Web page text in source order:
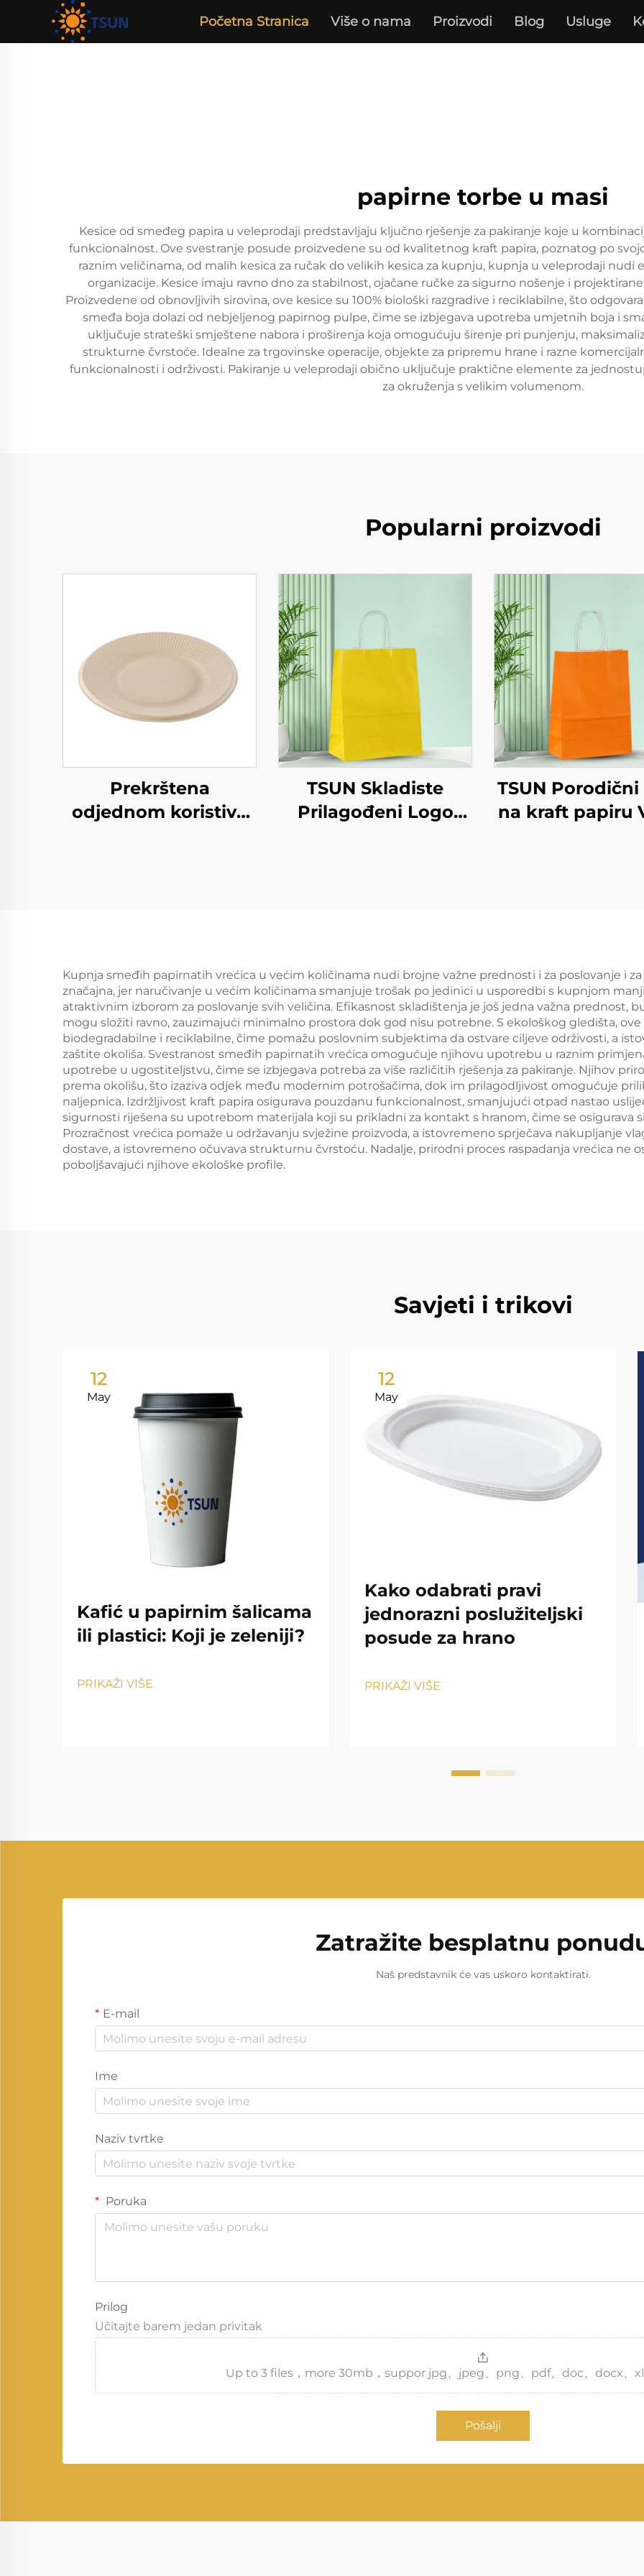
Početna Stranica Više o nama Proizvodi Blog Usluge
papirne torbe u masi
Kesice od smeđeg papira u veleprodaji predstavljaju ključno rješenje za pakiranje koje u
funkcionalnost. Ove svestranje posude proizvedene su od kvalitetnog kraft papira, poznatog po
raznim veličinama, od malih kesica za ručak do velikih kesica za kupnju, kupnja u veleprodaji nudi
organizacije. Kesice imaju ravno dno za stabilnost, ojačane ručke za sigurno nošenje i
Proizvedene od obnovljivih sirovina, ove kesice su 100% biološki razgradive i reciklabilne, što
smeđa boja dolazi od nebjeljenog papirnog pulpe, čime se izbjegava upotreba umjetnih boja i
uključuje strateški smještene nabora i proširenja koja omogućuju širenje pri punjenju,
strukturne čvrstoće. Idealne za trgovinske operacije, objekte za pripremu hrane i razne
funkcionalnosti i održivosti. Pakiranje u veleprodaji obično uključuje praktične elemente za
za okruženja s velikim volumenom.
Popularni proizvodi
Prekrštena
odjednom koristiva
Catering Crafts
TSUN Skladiste
Prilagođeni Logo
TSUN
na kraft papiru
Kupnja smeđih papirnatih vrećica u većim količinama nudi brojne važne prednosti i za poslovanje i
značajna, jer naručivanje u većim količinama smanjuje trošak po jedinici u usporedbi s kupnjom
atraktivnim izborom za poslovanje svih veličina. Efikasnost skladištenja je još jedna važna prednost,
mogu složiti ravno, zauzimajući minimalno prostora dok god nisu potrebne. S ekološkog gledišta,
biodegradabilne i reciklabilne, čime pomažu poslovnim subjektima da ostvare ciljeve održivosti, a
zaštite okoliša. Svestranost smeđih papirnatih vrećica omogućuje njihovu upotrebu u raznim
upotrebe u ugostiteljstvu, čime se izbjegava potreba za više različitih rješenja za pakiranje. Njihov
prema okolišu, što izaziva odjek među modernim potrošačima, dok im prilagodljivost omogućuje
naljepnica. Izdržljivost kraft papira osigurava pouzdanu funkcionalnost, smanjujući otpad nastao
sigurnosti riješena su upotrebom materijala koji su prikladni za kontakt s hranom, čime se osigurava
Prozračnost vrećica pomaže u održavanju svježine proizvoda, a istovremeno sprječava nakupljanje
dostave, a istovremeno očuvava strukturnu čvrstoću. Nadalje, prirodni proces raspadanja vrećica ne
poboljšavajući njihove ekološke profile.
Savjeti i trikovi
12
May
Kafić u papirnim šalicama
ili plastici: Koji je zeleniji?
PRIKAŽI VIŠE
12
May
Kako odabrati pravi
jednorazni poslužiteljski
posude za hrano
PRIKAŽI VIŠE
Zatražite besplatnu
Naš predstavnik će vas uskoro kontaktirati.
E-mail
Ime
Naziv tvrtke
Poruka
Prilog
Učitajte barem jedan privitak
Up to 3 files，more 30mb，suppor jpg、jpeg、png、pdf、doc、docx、
Pošalji